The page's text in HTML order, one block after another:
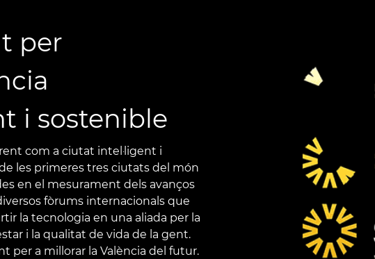
per
i sostenible
com a ciutat intel·ligent i
les primeres tres ciutats del món
en el mesurament dels avanços
fòrums internacionals que
la tecnologia en una aliada per la
i la qualitat de vida de la gent.
per a millorar la València del futur.